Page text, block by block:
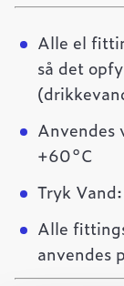
Alle el
så det
+60°C
Tryk
Alle
anvendes